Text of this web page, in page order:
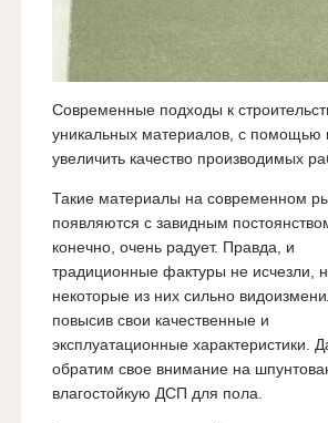
Современные подходы к
уникальных материалов, с помощью
увеличить качество производимых
Такие материалы на современном
появляются с завидным
конечно, очень радует. Правда, и
традиционные фактуры не исчезли,
некоторые из них сильно
повысив свои качественные и
эксплуатационные характеристики.
обратим свое внимание на
влагостойкую ДСП для пола.